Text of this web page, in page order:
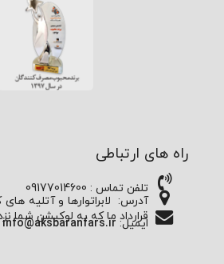
راه های ارتباطی
تلفن تماس : 09177014600
آدرس: لابراتوارها و آتلیه
قرارداد ما که به لوکیشن شما
ایمیل: info@aksbaranfars.ir